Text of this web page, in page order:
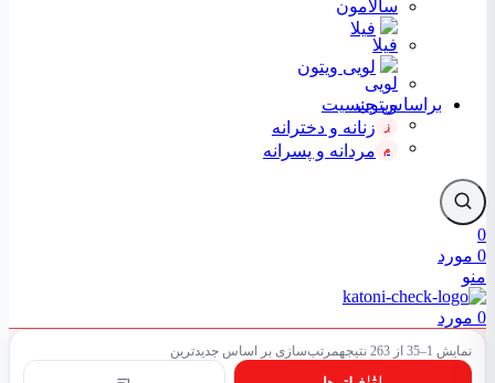
فیلا
لویی ویتون
براساس جنسیت
ز زنانه و دخترانه
م مردانه و پسرانه
0
0 مورد
منو
0 مورد
نمایش 1–35 از 263 نتیجه مرتب‌سازی بر اساس جدیدترین